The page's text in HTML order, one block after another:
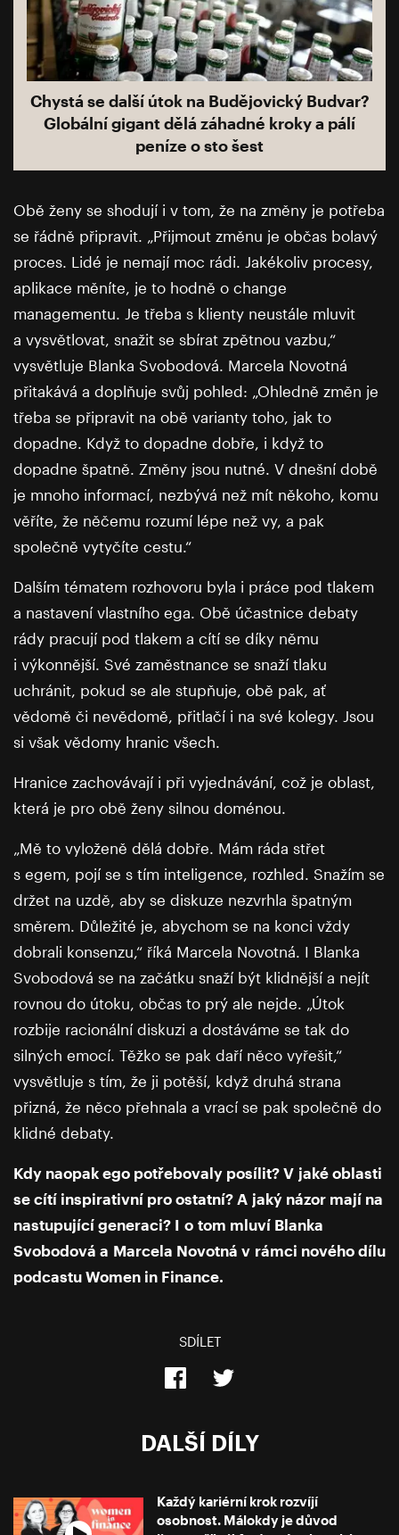
Chystá se další útok na Budějovický Budvar?
Globální gigant dělá záhadné kroky a pálí
peníze o sto šest
Obě ženy se shodují i v tom, že na změny je potřeba
se řádně připravit. „Přijmout změnu je občas bolavý
proces. Lidé je nemají moc rádi. Jakékoliv procesy,
aplikace měníte, je to hodně o change
managementu. Je třeba s klienty neustále mluvit
a vysvětlovat, snažit se sbírat zpětnou vazbu,“
vysvětluje Blanka Svobodová. Marcela Novotná
přitakává a doplňuje svůj pohled: „Ohledně změn je
třeba se připravit na obě varianty toho, jak to
dopadne. Když to dopadne dobře, i když to
dopadne špatně. Změny jsou nutné. V dnešní době
je mnoho informací, nezbývá než mít někoho, komu
věříte, že něčemu rozumí lépe než vy, a pak
společně vytyčíte cestu.“
Dalším tématem rozhovoru byla i práce pod tlakem
a nastavení vlastního ega. Obě účastnice debaty
rády pracují pod tlakem a cítí se díky němu
i výkonnější. Své zaměstnance se snaží tlaku
uchránit, pokud se ale stupňuje, obě pak, ať
vědomě či nevědomě, přitlačí i na své kolegy. Jsou
si však vědomy hranic všech.
Hranice zachovávají i při vyjednávání, což je oblast,
která je pro obě ženy silnou doménou.
„Mě to vyloženě dělá dobře. Mám ráda střet
s egem, pojí se s tím inteligence, rozhled. Snažím se
držet na uzdě, aby se diskuze nezvrhla špatným
směrem. Důležité je, abychom se na konci vždy
dobrali konsenzu,“ říká Marcela Novotná. I Blanka
Svobodová se na začátku snaží být klidnější a nejít
rovnou do útoku, občas to prý ale nejde. „Útok
rozbije racionální diskuzi a dostáváme se tak do
silných emocí. Těžko se pak daří něco vyřešit,“
vysvětluje s tím, že ji potěší, když druhá strana
přizná, že něco přehnala a vrací se pak společně do
klidné debaty.
Kdy naopak ego potřebovaly posílit? V jaké oblasti
se cítí inspirativní pro ostatní? A jaký názor mají na
nastupující generaci? I o tom mluví Blanka
Svobodová a Marcela Novotná v rámci nového dílu
podcastu Women in Finance.
SDÍLET
DALŠÍ DÍLY
Každý kariérní krok rozvíjí
osobnost. Málokdy je důvod